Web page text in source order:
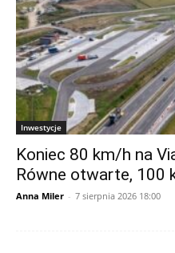
Inwestycje
Koniec 80 km/h na
Równe otwarte, 100
Anna Miler - 7 sierpnia 2026 18:00